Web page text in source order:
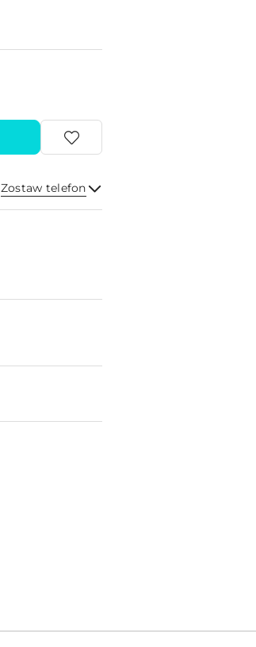
Zostaw telefon
Wyślij